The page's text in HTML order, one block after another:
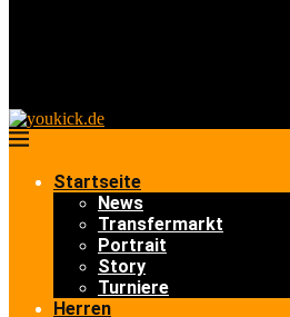
Startseite
News
Transfermarkt
Portrait
Story
Turniere
Herren